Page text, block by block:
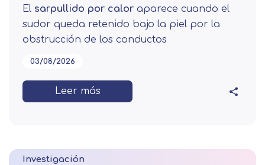
El sarpullido por calor aparece cuando el
sudor queda retenido bajo la piel por la
obstrucción de los conductos
03/08/2026
Leer más
Investigación